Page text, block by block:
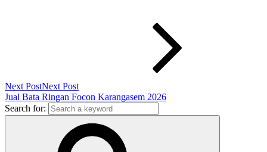
Next PostNext Post
Jual Bata Ringan Focon Karangasem 2026
Search for: